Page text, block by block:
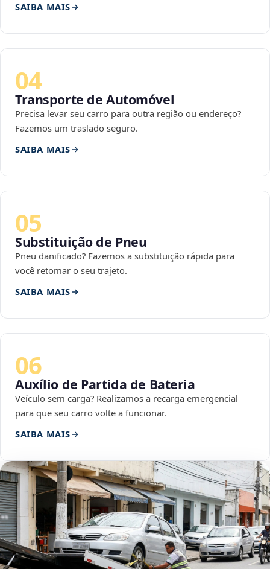
SAIBA MAIS
04
Transporte de Automóvel
Precisa levar seu carro para outra região ou endereço?
Fazemos um traslado seguro.
SAIBA MAIS
05
Substituição de Pneu
Pneu danificado? Fazemos a substituição rápida para
você retomar o seu trajeto.
SAIBA MAIS
06
Auxílio de Partida de Bateria
Veículo sem carga? Realizamos a recarga emergencial
para que seu carro volte a funcionar.
SAIBA MAIS